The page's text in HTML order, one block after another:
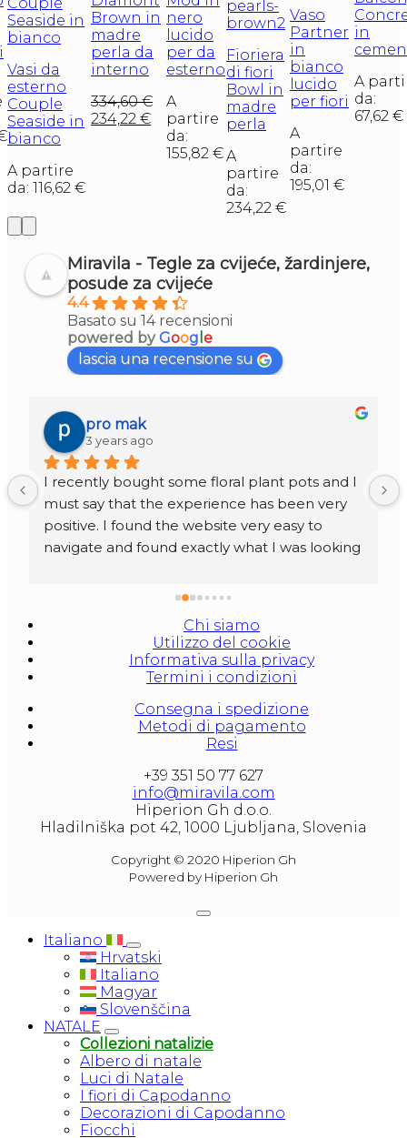
Vasi da
esterno
Couple
Seaside in
bianco
A partire
da: 116,62 €
Brown in
madre
perla da
interno
334,60€
234,22€
nero
lucido
per da
esterno
A
partire
da:
155,82 €
Fioriera
di fiori
Bowl in
madre
perla
A
partire
da:
234,22€
Vaso
Partner
in
bianco
lucido
per fiori
A
partire
da:
195,01 €
in
A
da:
67,62€
Miravila - Tegle za cvijeće, žardinjere,
posude za cvijeće
4.4
Basato su 14 recensioni
powered byGoog e
lascia una recensione su
pro mak
3 years ago
I recently bought some floral plant pots and I
must say that the experience has been very
positive. I found the website very easy to
navigate and found exactly what I was looking
found a huge range of styles, sizes and
materials to choose from. I also appreciated
the customer reviews section, which helped
me make an informed decision.
Once I had chosen the vases I wanted, the
entered my payment and shipping details and
received an immediate order confirmation.
Shipping was quick and the vases arrived in
perfect condition. They were exactly as
am very happy with my purchase.
In general, my experience with buying floral
plant pots has been very positive. The website
is easy to use, the product selection is large,
and the buying process is quick and easy. I
highly recommend this site to anyone looking
for high quality plant pots.
Chi siamo
Utilizzo del cookie
Informativa sulla privacy
Termini i condizioni
Consegna i spedizione
Metodi di pagamento
Resi
+39 351 50 77 627
info@miravila.com
Hiperion Gh d.o.o.
Hladilniška pot 42, 1000 Ljubljana, Slovenia
Copyright © 2020 Hiperion Gh
Powered by Hiperion Gh
Italiano
Hrvatski
Italiano
Magyar
Slovenščina
NATALE
Collezioni natalizie
Albero di natale
Luci di Natale
I fiori di Capodanno
Decorazioni di Capodanno
Fiocchi